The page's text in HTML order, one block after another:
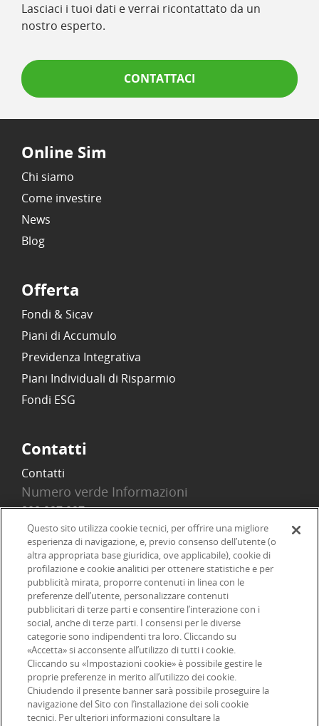
Lasciaci i tuoi dati e verrai ricontattato da un
nostro esperto.
CONTATTACI
Online Sim
Chi siamo
Come investire
News
Blog
Offerta
Fondi & Sicav
Piani di Accumulo
Previdenza Integrativa
Piani Individuali di Risparmio
Fondi ESG
Contatti
Contatti
Numero verde Informazioni
800 097 097
Email
info@onlinesim.it
Social
©2026 Online SIM, società del gruppo bancario ERSEL - P.IVA
12927410154
Informazioni legali| Dichiarazione di accessibilità
Questo sito utilizza cookie tecnici, per offrire una migliore
esperienza di navigazione, e, previo consenso dell’utente (o
altra appropriata base giuridica, ove applicabile), cookie di
profilazione e cookie analitici per ottenere statistiche e per
pubblicità mirata, proporre contenuti in linea con le
preferenze dell’utente, personalizzare contenuti
pubblicitari di terze parti e consentire l’interazione con i
social, anche di terze parti. I consensi per le diverse
categorie sono indipendenti tra loro. Cliccando su
«Accetta» si acconsente all’utilizzo di tutti i cookie.
Cliccando su «Impostazioni cookie» è possibile gestire le
proprie preferenze in merito all’utilizzo dei cookie.
Chiudendo il presente banner sarà possibile proseguire la
navigazione del Sito con l’installazione dei soli cookie
tecnici. Per ulteriori informazioni consultare la